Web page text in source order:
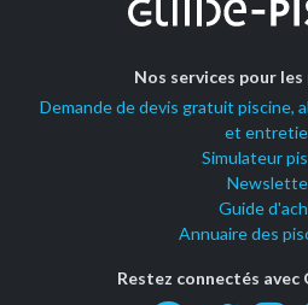
Nos services pour
Demande de devis gratuit piscine,
et
Simulateur
Guide
Annuaire des
Restez connectés avec